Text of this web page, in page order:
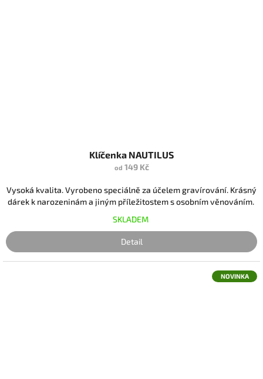
Klíčenka NAUTILUS
od 149 Kč
Vysoká kvalita. Vyrobeno speciálně za účelem gravírování. Krásný
dárek k narozeninám a jiným příležitostem s osobním věnováním.
SKLADEM
Detail
NOVINKA